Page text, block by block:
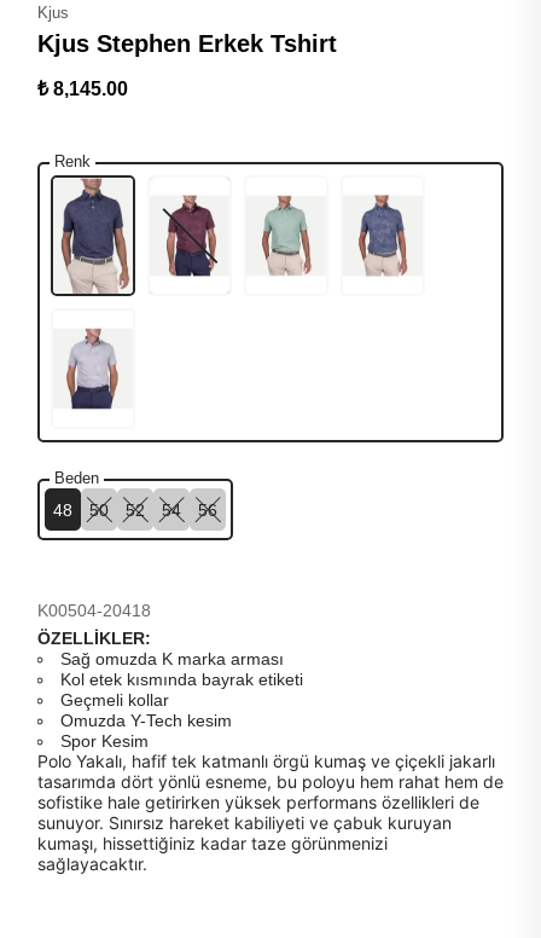
Kjus
Kjus Stephen Erkek Tshirt
₺ 8,145.00
Renk
Beden
48 50 52 54 56
K00504-20418
ÖZELLİKLER:
Sağ omuzda K marka arması
Kol etek kısmında bayrak etiketi
Geçmeli kollar
Omuzda Y-Tech kesim
Spor Kesim
Polo Yakalı, hafif tek katmanlı örgü kumaş ve çiçekli jakarlı
tasarımda dört yönlü esneme, bu poloyu hem rahat hem de
sofistike hale getirirken yüksek performans özellikleri de
sunuyor. Sınırsız hareket kabiliyeti ve çabuk kuruyan
kumaşı, hissettiğiniz kadar taze görünmenizi
sağlayacaktır.